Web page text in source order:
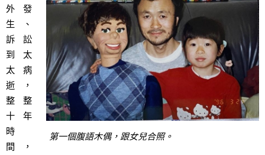
第一個腹語木偶，跟女兒合照。
外發
生、
訴訟
到太
太病
逝，
整整
十年
時
間，